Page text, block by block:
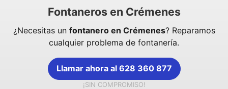
Fontaneros en Crémenes
¿Necesitas un fontanero en Crémenes? Reparamos
cualquier problema de fontanería.
Llamar ahora al 628 360 877
¡SIN COMPROMISO!